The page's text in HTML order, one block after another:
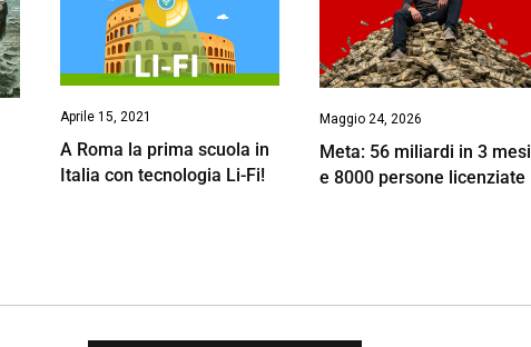
Aprile 15, 2021
A Roma la prima scuola in
Italia con tecnologia Li-Fi!
Maggio 24, 2026
Meta: 56 miliardi in 3 mesi
e 8000 persone licenziate